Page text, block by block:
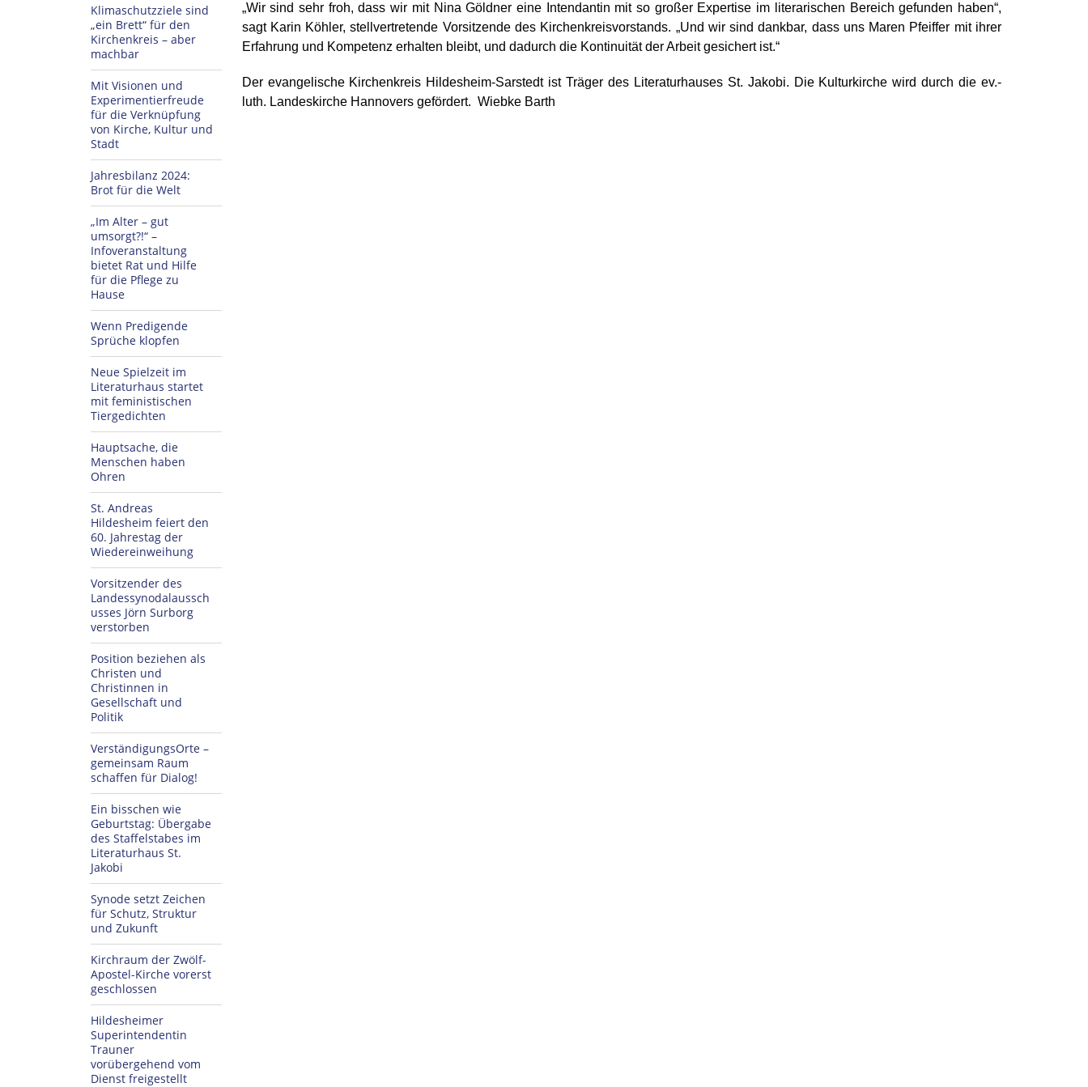
Klimaschutzziele sind
„ein Brett“ für den
Kirchenkreis – aber
machbar
Mit Visionen und
Experimentierfreude
für die Verknüpfung
von Kirche, Kultur und
Stadt
Jahresbilanz 2024:
Brot für die Welt
„Im Alter – gut
umsorgt?!“ –
Infoveranstaltung
bietet Rat und Hilfe
für die Pflege zu
Hause
Wenn Predigende
Sprüche klopfen
Neue Spielzeit im
Literaturhaus startet
mit feministischen
Tiergedichten
Hauptsache, die
Menschen haben
Ohren
St. Andreas
Hildesheim feiert den
60. Jahrestag der
Wiedereinweihung
Vorsitzender des
Landessynodalaussch
usses Jörn Surborg
verstorben
Position beziehen als
Christen und
Christinnen in
Gesellschaft und
Politik
VerständigungsOrte –
gemeinsam Raum
schaffen für Dialog!
Ein bisschen wie
Geburtstag: Übergabe
des Staffelstabes im
Literaturhaus St.
Jakobi
Synode setzt Zeichen
für Schutz, Struktur
und Zukunft
Kirchraum der Zwölf-
Apostel-Kirche vorerst
geschlossen
Hildesheimer
Superintendentin
Trauner
vorübergehend vom
Dienst freigestellt
„Wir sind sehr froh, dass wir mit Nina Göldner eine Intendantin mit so großer Expertise im literarischen Bereich gefunden haben“,
sagt Karin Köhler, stellvertretende Vorsitzende des Kirchenkreisvorstands. „Und wir sind dankbar, dass uns Maren Pfeiffer mit ihrer
Erfahrung und Kompetenz erhalten bleibt, und dadurch die Kontinuität der Arbeit gesichert ist.“
Der evangelische Kirchenkreis Hildesheim-Sarstedt ist Träger des Literaturhauses St. Jakobi. Die Kulturkirche wird durch die ev.-
luth. Landeskirche Hannovers gefördert. Wiebke Barth